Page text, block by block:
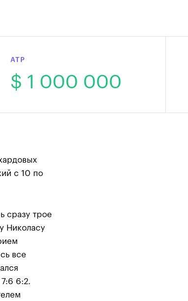
ATP
$ 1 000 000
с 10 по
сразу трое
Николасу
все
6:2.